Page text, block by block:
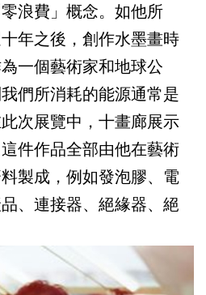
浪費」概念。如他所
年之後，創作水墨畫時
一個藝術家和地球公
們所消耗的能源通常是
次展覽中，十畫廊展示
件作品全部由他在藝術
製成，例如發泡膠、電
、連接器、絕緣器、絕